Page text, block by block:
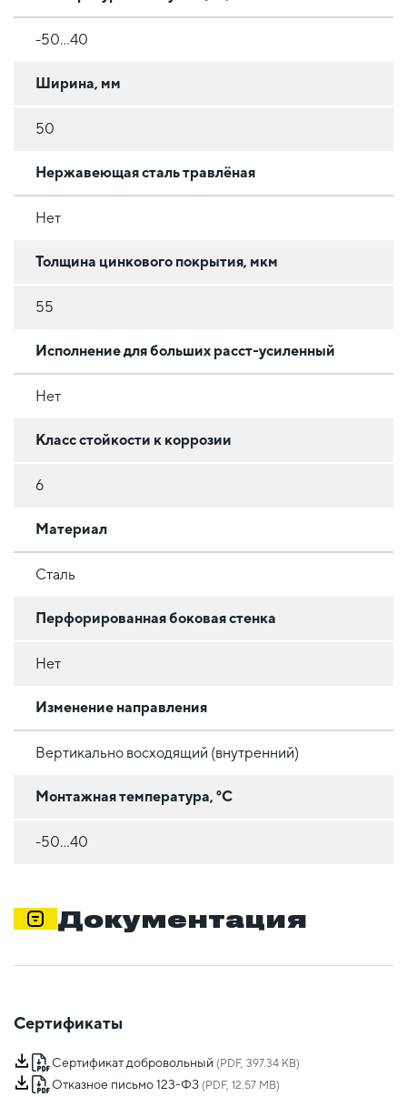
-50...40
Ширина, мм
50
Нержавеющая сталь травлёная
Нет
Толщина цинкового покрытия, мкм
55
Исполнение для больших расст-усиленный
Нет
Класс стойкости к коррозии
6
Материал
Сталь
Перфорированная боковая стенка
Нет
Изменение направления
Вертикально восходящий (внутренний)
Монтажная температура, °C
-50...40
Документация
Сертификаты
Сертификат добровольный (PDF, 397.34 KB)
Отказное письмо 123-ФЗ (PDF, 12.57 MB)